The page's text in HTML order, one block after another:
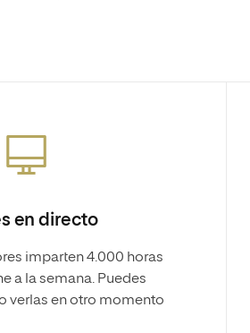
en directo
imparten 4.000 horas
a la semana. Puedes
verlas en otro momento